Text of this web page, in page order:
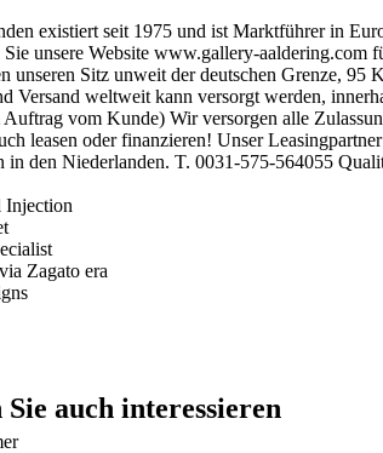
existiert seit 1975 und ist Marktführer in
unsere Website www.gallery-
unseren Sitz unweit der deutschen Grenze,
Versand weltweit kann versorgt werden,
vom Kunde) Wir versorgen alle
leasen oder finanzieren! Unser
in den Niederlanden. T. 0031-575-564055
Injection
Zagato era
auch interessieren